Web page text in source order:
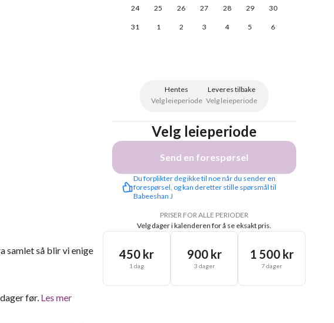
samlet så blir vi enige
før. Les mer
24 25 26 27 28 29 30
31 1 2 3 4 5 6
Hentes
Velg leieperiode
Leveres tilbake
Velg leieperiode
Velg leieperiode
Send en forespørsel
Du forplikter deg ikke til noe når du sender en
forespørsel, og kan deretter stille spørsmål til
Babeeshan J
PRISER FOR ALLE PERIODER
Velg dager i kalenderen for å se eksakt pris.
450 kr
1 dag
900 kr
3 dager
1 500 kr
7 dager